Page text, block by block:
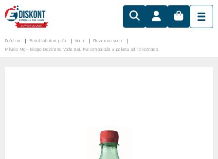
Početna Bezalkoholna pića Voda
Gazirana voda
Mivela Mg+ Blago Gazirana Voda 0.5L Pvc ambalaža u paketu od 12 komada